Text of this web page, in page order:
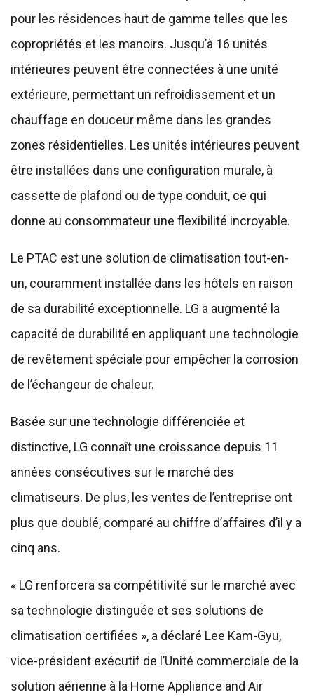
pour les résidences haut de gamme telles que les
copropriétés et les manoirs. Jusqu’à 16 unités
intérieures peuvent être connectées à une unité
extérieure, permettant un refroidissement et un
chauffage en douceur même dans les grandes
zones résidentielles. Les unités intérieures peuvent
être installées dans une configuration murale, à
cassette de plafond ou de type conduit, ce qui
donne au consommateur une flexibilité incroyable.
Le PTAC est une solution de climatisation tout-en-
un, couramment installée dans les hôtels en raison
de sa durabilité exceptionnelle. LG a augmenté la
capacité de durabilité en appliquant une technologie
de revêtement spéciale pour empêcher la corrosion
de l’échangeur de chaleur.
Basée sur une technologie différenciée et
distinctive, LG connaît une croissance depuis 11
années consécutives sur le marché des
climatiseurs. De plus, les ventes de l’entreprise ont
plus que doublé, comparé au chiffre d’affaires d’il y a
cinq ans.
« LG renforcera sa compétitivité sur le marché avec
sa technologie distinguée et ses solutions de
climatisation certifiées », a déclaré Lee Kam-Gyu,
vice-président exécutif de l’Unité commerciale de la
solution aérienne à la Home Appliance and Air